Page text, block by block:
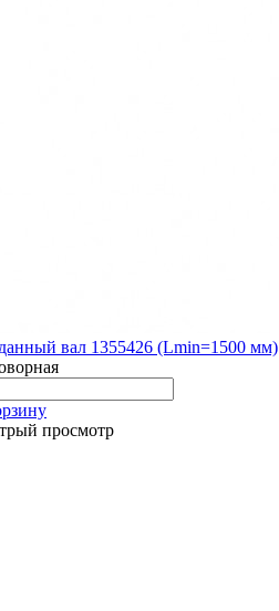
вал 1355426 (Lmin=1500 мм)
просмотр